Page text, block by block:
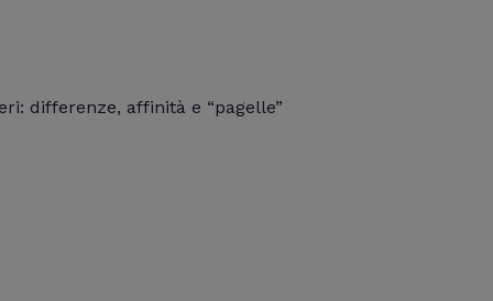
differenze, affinità e “pagelle”